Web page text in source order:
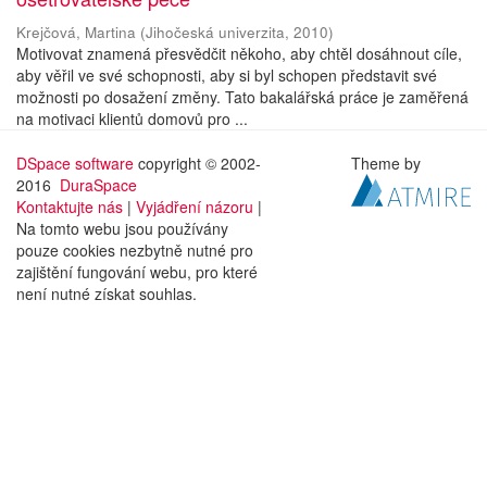
Krejčová, Martina (Jihočeská univerzita, 2010)
Motivovat znamená přesvědčit někoho, aby chtěl dosáhnout cíle,
aby věřil ve své schopnosti, aby si byl schopen představit své
možnosti po dosažení změny. Tato bakalářská práce je zaměřená
na motivaci klientů domovů pro ...
DSpace software copyright © 2002-
2016 DuraSpace
Kontaktujte nás | Vyjádření názoru |
Na tomto webu jsou používány
pouze cookies nezbytně nutné pro
zajištění fungování webu, pro které
není nutné získat souhlas.
Theme by